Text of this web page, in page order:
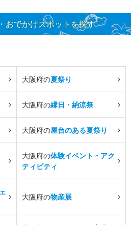
おでかけスポットを探す
大阪府の夏祭り
大阪府の縁日・納涼祭
大阪府の屋台のある夏祭り
大阪府の体験イベント・アク
ティビティ
大阪府の物産展